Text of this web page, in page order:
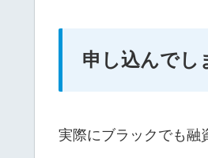
申し込んでし
実際にブラックでも融